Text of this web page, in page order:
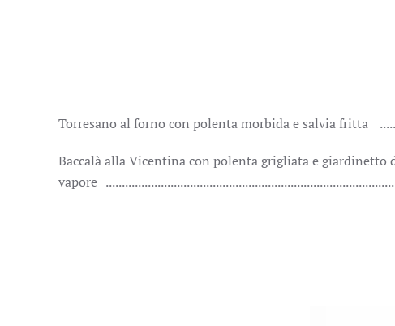
Torresano al forno con polenta morbida e salvia fritta
Baccalà alla Vicentina con polenta grigliata e giardinetto
vapore